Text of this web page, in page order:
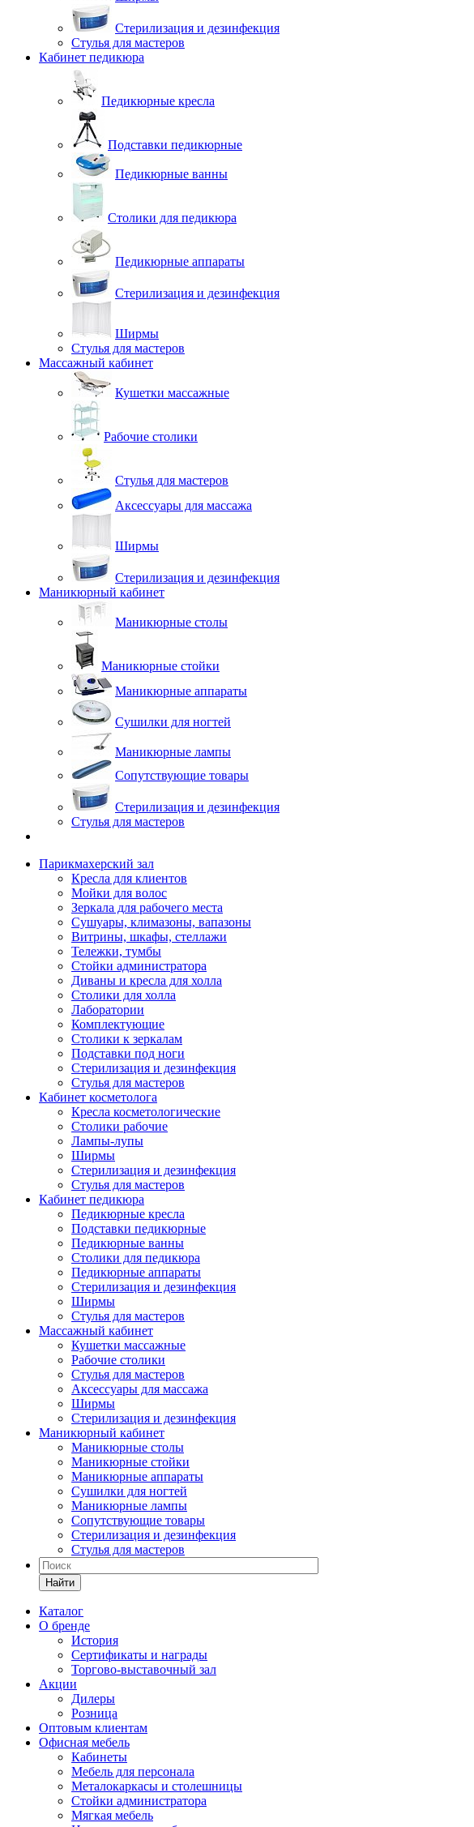
Стерилизация и дезинфекция
Стулья для мастеров
Кабинет педикюра
Педикюрные кресла
Подставки педикюрные
Педикюрные ванны
Столики для педикюра
Педикюрные аппараты
Стерилизация и дезинфекция
Ширмы
Стулья для мастеров
Массажный кабинет
Кушетки массажные
Рабочие столики
Стулья для мастеров
Аксессуары для массажа
Ширмы
Стерилизация и дезинфекция
Маникюрный кабинет
Маникюрные столы
Маникюрные стойки
Маникюрные аппараты
Сушилки для ногтей
Маникюрные лампы
Сопутствующие товары
Стерилизация и дезинфекция
Стулья для мастеров
Парикмахерский зал
Кресла для клиентов
Мойки для волос
Зеркала для рабочего места
Сушуары, климазоны, вапазоны
Витрины, шкафы, стеллажи
Тележки, тумбы
Стойки администратора
Диваны и кресла для холла
Столики для холла
Лаборатории
Комплектующие
Столики к зеркалам
Подставки под ноги
Стерилизация и дезинфекция
Стулья для мастеров
Кабинет косметолога
Кресла косметологические
Столики рабочие
Лампы-лупы
Ширмы
Стерилизация и дезинфекция
Стулья для мастеров
Кабинет педикюра
Педикюрные кресла
Подставки педикюрные
Педикюрные ванны
Столики для педикюра
Педикюрные аппараты
Стерилизация и дезинфекция
Ширмы
Стулья для мастеров
Массажный кабинет
Кушетки массажные
Рабочие столики
Стулья для мастеров
Аксессуары для массажа
Ширмы
Стерилизация и дезинфекция
Маникюрный кабинет
Маникюрные столы
Маникюрные стойки
Маникюрные аппараты
Сушилки для ногтей
Маникюрные лампы
Сопутствующие товары
Стерилизация и дезинфекция
Стулья для мастеров
Найти
Каталог
О бренде
История
Сертификаты и награды
Торгово-выставочный зал
Акции
Дилеры
Розница
Оптовым клиентам
Офисная мебель
Кабинеты
Мебель для персонала
Металокаркасы и столешницы
Стойки администратора
Мягкая мебель